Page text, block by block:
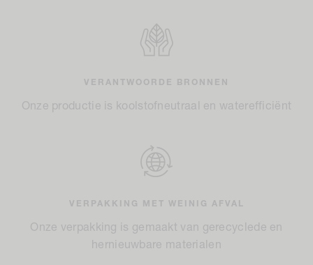
VERANTWOORDE BRONNEN
Onze productie is koolstofneutraal en waterefficiënt
VERPAKKING MET WEINIG AFVAL
Onze verpakking is gemaakt van gerecyclede en
hernieuwbare materialen